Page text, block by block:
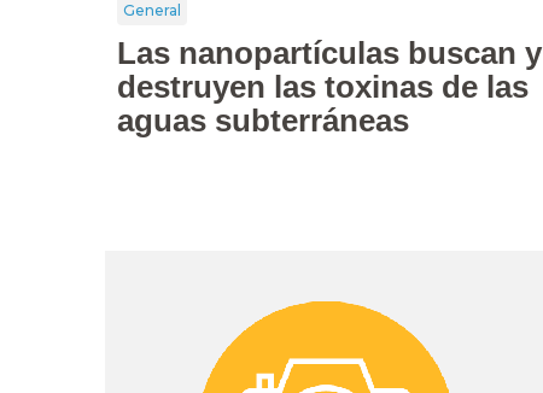
General
Las nanopartículas buscan y
destruyen las toxinas de las
aguas subterráneas